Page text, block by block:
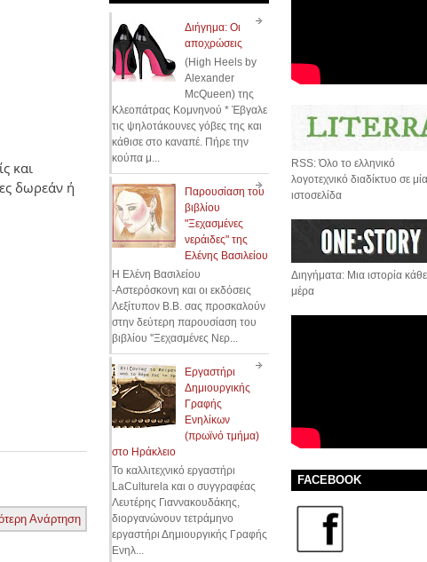
και
δωρεάν ή
Ανάρτηση
RSS: Όλο το ελληνικό
λογοτεχνικό διαδίκτυο σε μία
ιστοσελίδα
Διηγήματα: Μια ιστορία κάθε
μέρα
FACEBOOK
Διήγημα: Οι
αποχρώσεις
(High Heels by
Alexander
McQueen) της
Κλεοπάτρας Κομνηνού * Έβγαλε
τις ψηλοτάκουνες γόβες της και
κάθισε στο καναπέ. Πήρε την
κούπα μ...
Παρουσίαση του
βιβλίου
"Ξεχασμένες
νεράιδες" της
Ελένης Βασιλείου
Η Ελένη Βασιλείου
-Αστερόσκονη και οι εκδόσεις
Λεξίτυπον Β.Β. σας προσκαλούν
στην δεύτερη παρουσίαση του
βιβλίου ''Ξεχασμένες Νερ...
Εργαστήρι
Δημιουργικής
Γραφής
Ενηλίκων
(πρωϊνό τμήμα)
στο Ηράκλειο
Το καλλιτεχνικό εργαστήρι
LaCulturela και ο συγγραφέας
Λευτέρης Γιαννακουδάκης,
διοργανώνουν τετράμηνο
εργαστήρι Δημιουργικής Γραφής
Ενηλ...